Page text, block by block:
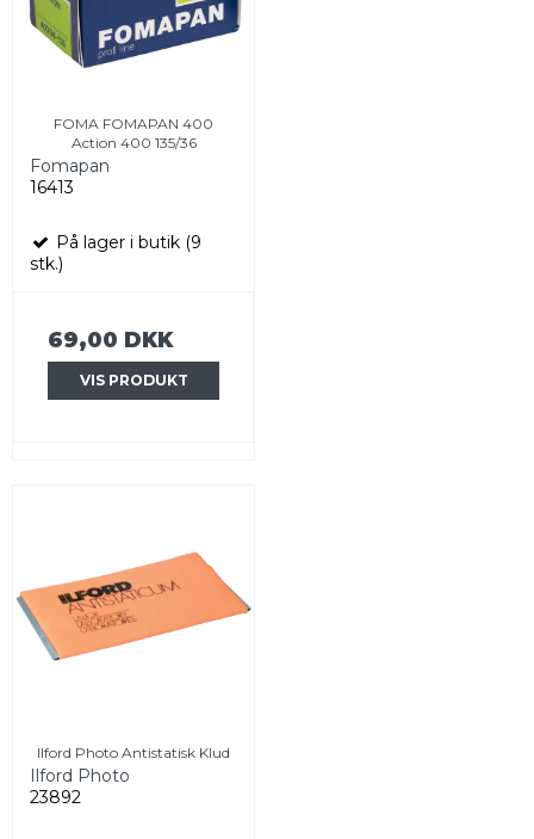
FOMA FOMAPAN 400
Action 400 135/36
Fomapan
16413
På lager i butik (9
stk.)
69,00 DKK
VIS PRODUKT
Ilford Photo Antistatisk Klud
Ilford Photo
23892